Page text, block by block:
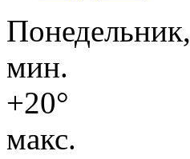
мин.
+20°
макс.